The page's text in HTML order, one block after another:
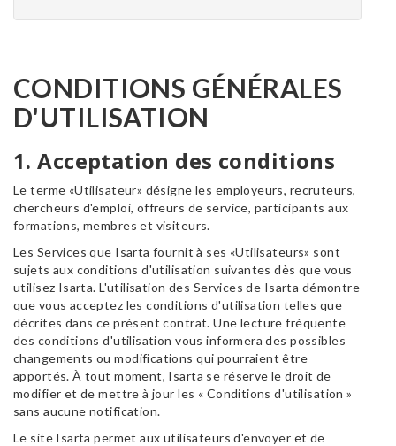
CONDITIONS GÉNÉRALES
D'UTILISATION
1. Acceptation des conditions
Le terme «Utilisateur» désigne les employeurs, recruteurs,
chercheurs d'emploi, offreurs de service, participants aux
formations, membres et visiteurs.
Les Services que Isarta fournit à ses «Utilisateurs» sont
sujets aux conditions d'utilisation suivantes dès que vous
utilisez Isarta. L'utilisation des Services de Isarta démontre
que vous acceptez les conditions d'utilisation telles que
décrites dans ce présent contrat. Une lecture fréquente
des conditions d'utilisation vous informera des possibles
changements ou modifications qui pourraient être
apportés. À tout moment, Isarta se réserve le droit de
modifier et de mettre à jour les « Conditions d'utilisation »
sans aucune notification.
Le site Isarta permet aux utilisateurs d'envoyer et de